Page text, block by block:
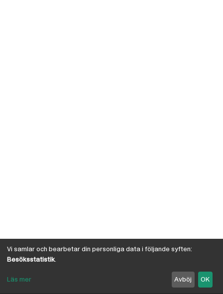
Vi samlar och bearbetar din personliga data i följande syften:
Besöksstatistik.
Läs mer Avböj OK